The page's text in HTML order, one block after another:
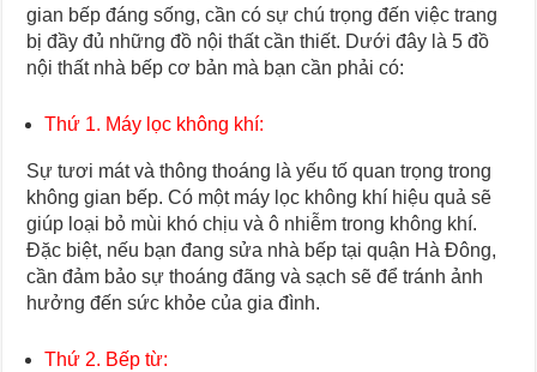
gian bếp đáng sống, cần có sự chú trọng đến việc trang
bị đầy đủ những đồ nội thất cần thiết. Dưới đây là 5 đồ
nội thất nhà bếp cơ bản mà bạn cần phải có:
Thứ 1. Máy lọc không khí:
Sự tươi mát và thông thoáng là yếu tố quan trọng trong
không gian bếp. Có một máy lọc không khí hiệu quả sẽ
giúp loại bỏ mùi khó chịu và ô nhiễm trong không khí.
Đặc biệt, nếu bạn đang sửa nhà bếp tại quận Hà Đông,
cần đảm bảo sự thoáng đãng và sạch sẽ để tránh ảnh
hưởng đến sức khỏe của gia đình.
Thứ 2. Bếp từ: